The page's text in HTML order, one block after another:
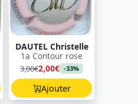
DAUTEL Christelle
1a Contour rose
3,00€2,00€ -33%
Ajouter